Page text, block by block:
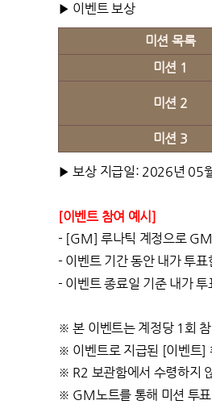
▶ 이벤트 보상
미션 목록
미션 1
미션 2
미션 3
▶ 보상 지급일: 2026년 05
[이벤트 참여 예시]
- [GM] 루나틱 계정으로 GM
- 이벤트 기간 동안 내가 투
- 이벤트 종료일 기준 내가
※ 본 이벤트는 계정당 1회
※ 이벤트로 지급된 [이벤트]
※ R2 보관함에서 수령하지
※ GM노트를 통해 미션 투